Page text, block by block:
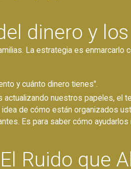
dinero y
La estrategia es enmarcarlo
y cuánto dinero tienes".
actualizando nuestros papeles, el
de cómo están organizados
Es para saber cómo
Ruido que